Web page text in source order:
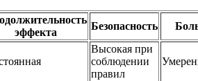
эффекта
Безопасность
Высокая при
соблюдении
правил